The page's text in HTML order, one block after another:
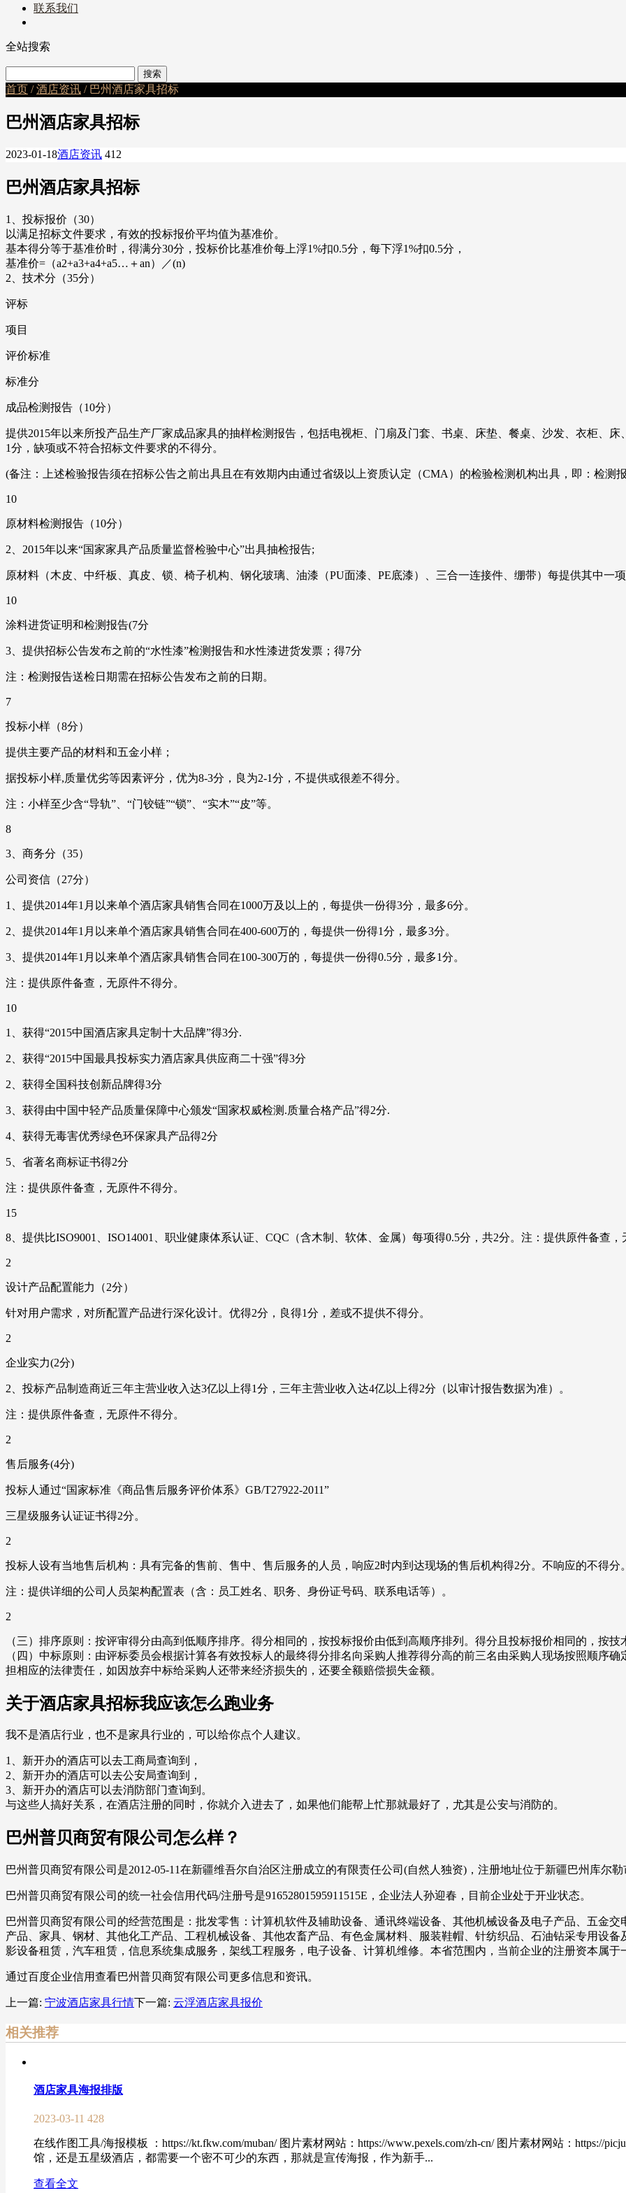
联系我们
全站搜索
首页 /酒店资讯 / 巴州酒店家具招标
巴州酒店家具招标
2023-01-18酒店资讯 412
巴州酒店家具招标
1、投标报价（30）
以满足招标文件要求，有效的投标报价平均值为基准价。
基本得分等于基准价时，得满分30分，投标价比基准价每上浮1%扣0.5分，每下浮1%扣0.5分，
基准价=（a2+a3+a4+a5…＋an）／(n)
2、技术分（35分）
评标
项目
评价标准
标准分
成品检测报告（10分）
提供2015年以来所投产品生产厂家成品家具的抽样检测报告，包括电视柜、门扇及门套、书桌、床垫、餐桌、沙发、衣柜、
1分，缺项或不符合招标文件要求的不得分。
(备注：上述检验报告须在招标公告之前出具且在有效期内由通过省级以上资质认定（CMA）的检验检测机构出具，即：检测
10
原材料检测报告（10分）
2、2015年以来“国家家具产品质量监督检验中心”出具抽检报告;
原材料（木皮、中纤板、真皮、锁、椅子机构、钢化玻璃、油漆（PU面漆、PE底漆）、三合一连接件、绷带）每提供其中一项
10
涂料进货证明和检测报告(7分
3、提供招标公告发布之前的“水性漆”检测报告和水性漆进货发票；得7分
注：检测报告送检日期需在招标公告发布之前的日期。
7
投标小样（8分）
提供主要产品的材料和五金小样；
据投标小样,质量优劣等因素评分，优为8-3分，良为2-1分，不提供或很差不得分。
注：小样至少含“导轨”、“门铰链”“锁”、“实木”“皮”等。
8
3、商务分（35）
公司资信（27分）
1、提供2014年1月以来单个酒店家具销售合同在1000万及以上的，每提供一份得3分，最多6分。
2、提供2014年1月以来单个酒店家具销售合同在400-600万的，每提供一份得1分，最多3分。
3、提供2014年1月以来单个酒店家具销售合同在100-300万的，每提供一份得0.5分，最多1分。
注：提供原件备查，无原件不得分。
10
1、获得“2015中国酒店家具定制十大品牌”得3分.
2、获得“2015中国最具投标实力酒店家具供应商二十强”得3分
2、获得全国科技创新品牌得3分
3、获得由中国中轻产品质量保障中心颁发“国家权威检测.质量合格产品”得2分.
4、获得无毒害优秀绿色环保家具产品得2分
5、省著名商标证书得2分
注：提供原件备查，无原件不得分。
15
8、提供比ISO9001、ISO14001、职业健康体系认证、CQC（含木制、软体、金属）每项得0.5分，共2分。注：提供原件备查，
2
设计产品配置能力（2分）
针对用户需求，对所配置产品进行深化设计。优得2分，良得1分，差或不提供不得分。
2
企业实力(2分)
2、投标产品制造商近三年主营业收入达3亿以上得1分，三年主营业收入达4亿以上得2分（以审计报告数据为准）。
注：提供原件备查，无原件不得分。
2
售后服务(4分)
投标人通过“国家标准《商品售后服务评价体系》GB/T27922-2011”
三星级服务认证证书得2分。
2
投标人设有当地售后机构：具有完备的售前、售中、售后服务的人员，响应2时内到达现场的售后机构得2分。不响应的不得分。
注：提供详细的公司人员架构配置表（含：员工姓名、职务、身份证号码、联系电话等）。
2
（三）排序原则：按评审得分由高到低顺序排序。得分相同的，按投标报价由低到高顺序排列。得分且投标报价相同的，按技
（四）中标原则：由评标委员会根据计算各有效投标人的最终得分排名向采购人推荐得分高的前三名由采购人现场按照顺序
担相应的法律责任，如因放弃中标给采购人还带来经济损失的，还要全额赔偿损失金额。
关于酒店家具招标我应该怎么跑业务
我不是酒店行业，也不是家具行业的，可以给你点个人建议。
1、新开办的酒店可以去工商局查询到，
2、新开办的酒店可以去公安局查询到，
3、新开办的酒店可以去消防部门查询到。
与这些人搞好关系，在酒店注册的同时，你就介入进去了，如果他们能帮上忙那就最好了，尤其是公安与消防的。
巴州普贝商贸有限公司怎么样？
巴州普贝商贸有限公司是2012-05-11在新疆维吾尔自治区注册成立的有限责任公司(自然人独资)，注册地址位于新疆巴州库尔
巴州普贝商贸有限公司的统一社会信用代码/注册号是91652801595911515E，企业法人孙迎春，目前企业处于开业状态。
巴州普贝商贸有限公司的经营范围是：批发零售：计算机软件及辅助设备、通讯终端设备、其他机械设备及电子产品、五金
产品、家具、钢材、其他化工产品、工程机械设备、其他农畜产品、有色金属材料、服装鞋帽、针纺织品、石油钻采专用设
影设备租赁，汽车租赁，信息系统集成服务，架线工程服务，电子设备、计算机维修。本省范围内，当前企业的注册资本属于
通过百度企业信用查看巴州普贝商贸有限公司更多信息和资讯。
上一篇: 宁波酒店家具行情下一篇: 云浮酒店家具报价
相关推荐
酒店家具海报排版
2023-03-11 428
在线作图工具/海报模板 ：https://kt.fkw.com/muban/ 图片素材网站：https://www.pexels.com/zh-cn/ 图片素材网站：https://
馆，还是五星级酒店，都需要一个密不可少的东西，那就是宣传海报，作为新手...
查看全文